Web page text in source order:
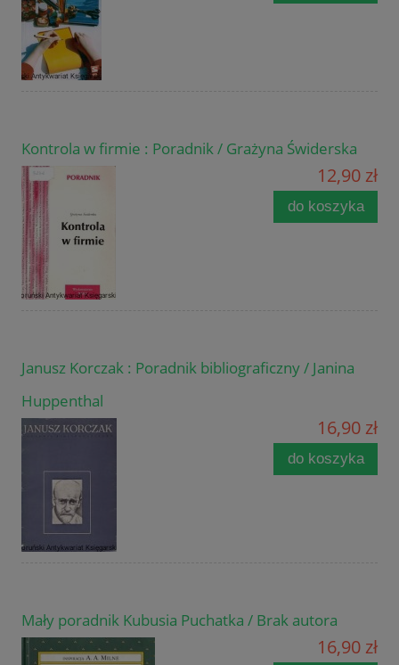
Kontrola w firmie : Poradnik / Grażyna Świderska
12,90 zł
do koszyka
Janusz Korczak : Poradnik bibliograficzny / Janina
Huppenthal
16,90 zł
do koszyka
Mały poradnik Kubusia Puchatka / Brak autora
16,90 zł